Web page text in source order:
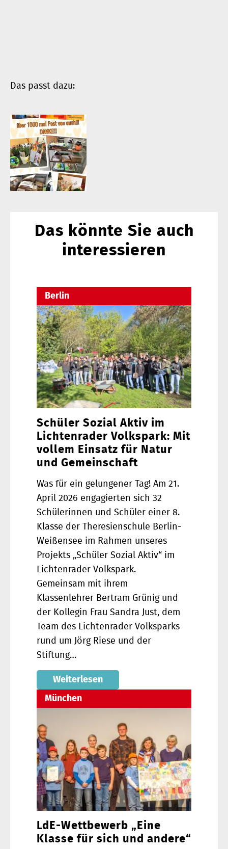
Das passt dazu:
Das könnte Sie auch
interessieren
Berlin
Schüler Sozial Aktiv im
Lichtenrader Volkspark: Mit
vollem Einsatz für Natur
und Gemeinschaft
Was für ein gelungener Tag! Am 21.
April 2026 engagierten sich 32
Schülerinnen und Schüler einer 8.
Klasse der Theresienschule Berlin-
Weißensee im Rahmen unseres
Projekts „Schüler Sozial Aktiv“ im
Lichtenrader Volkspark.
Gemeinsam mit ihrem
Klassenlehrer Bertram Grünig und
der Kollegin Frau Sandra Just, dem
Team des Lichtenrader Volksparks
rund um Jörg Riese und der
Stiftung…
Weiterlesen
München
LdE-Wettbewerb „Eine
Klasse für sich und andere“